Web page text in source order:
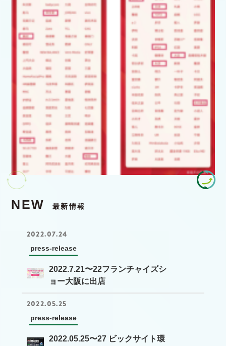
NEW 最新情報
2022.07.24
press-release
2022.7.21〜22フランチャイズシ
ョー大阪に出店
2022.05.25
press-release
2022.05.25〜27 ビックサイト環